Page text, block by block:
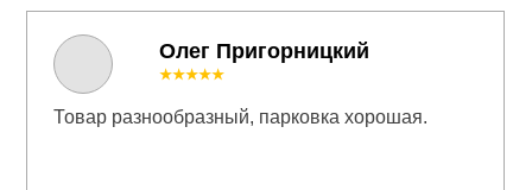
Олег Пригорницкий
★★★★★
Товар разнообразный, парковка хорошая.